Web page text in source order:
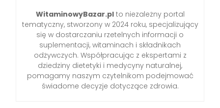
WitaminowyBazar.plto niezależny portal
tematyczny, stworzony w 2024 roku, specjalizujący
się w dostarczaniu rzetelnych informacji o
suplementacji, witaminach i składnikach
odżywczych. Współpracując z ekspertami z
dziedziny dietetyki i medycyny naturalnej,
pomagamy naszym czytelnikom podejmować
świadome decyzje dotyczące zdrowia.